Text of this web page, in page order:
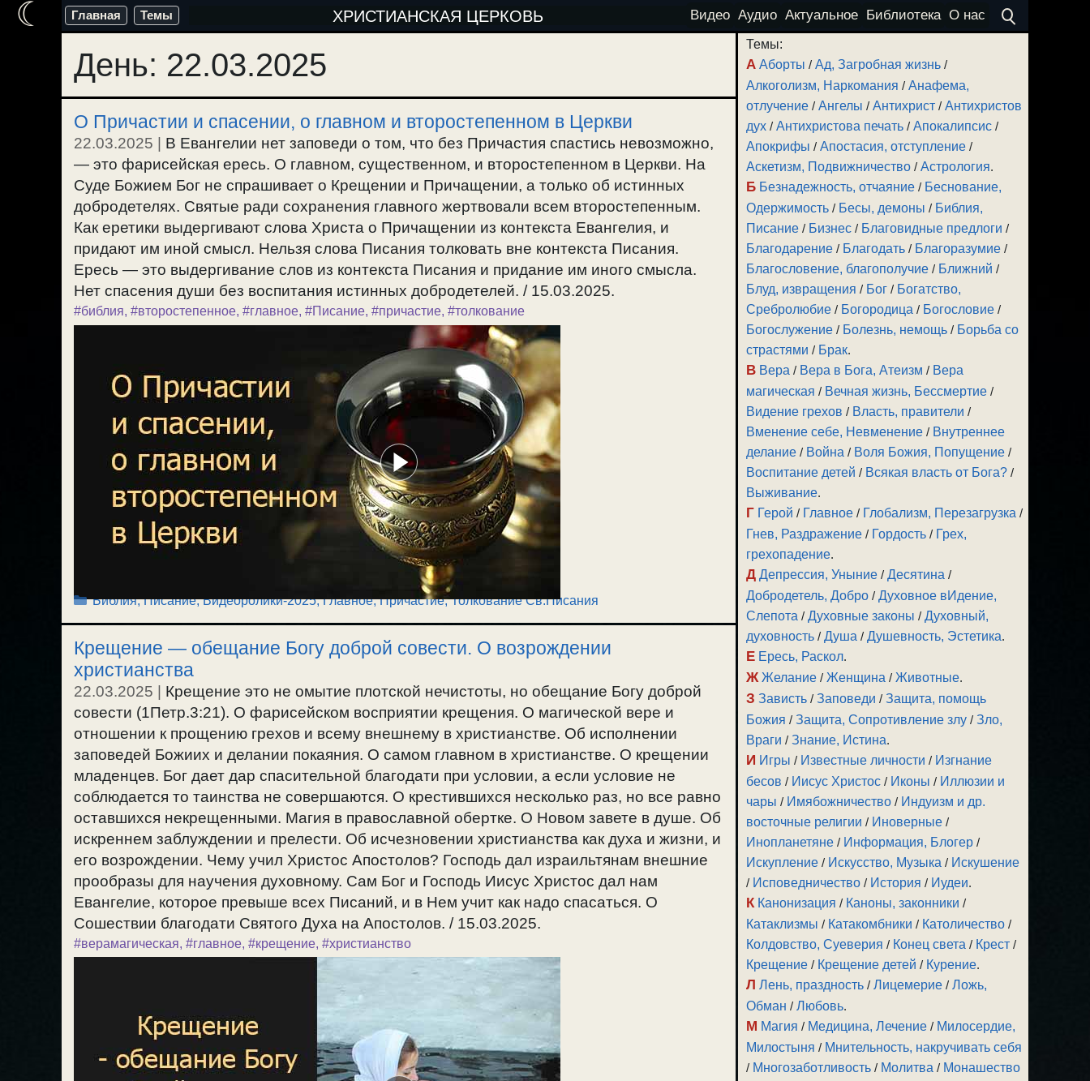
Перейти
содержимому
Главная Темы ХРИСТИАНСКАЯ ЦЕРКОВЬ Видео Аудио Актуальное Библиотека О нас
День: 22.03.2025
О Причастии и спасении, о главном и второстепенном в Церкви
22.03.2025
В Евангелии нет заповеди о том, что без Причастия спастись невозможно,
— это фарисейская ересь. О главном, существенном, и второстепенном в Церкви. На
Суде Божием Бог не спрашивает о Крещении и Причащении, а только об истинных
добродетелях. Святые ради сохранения главного жертвовали всем второстепенным.
Как еретики выдергивают слова Христа о Причащении из контекста Евангелия, и
придают им иной смысл. Нельзя слова Писания толковать вне контекста Писания.
Ересь — это выдергивание слов из контекста Писания и придание им иного смысла.
Нет спасения души без воспитания истинных добродетелей. / 15.03.2025.
#библия, #второстепенное, #главное, #Писание, #причастие, #толкование
Рубрики
Библия, Писание,Видеоролики-2025,Главное,Причастие,Толкование Св.Писания
Крещение — обещание Богу доброй совести. О возрождении
христианства
22.03.2025 | Крещение это не омытие плотской нечистоты, но обещание Богу доброй
совести (1Петр.3:21). О фарисейском восприятии крещения. О магической вере и
отношении к прощению грехов и всему внешнему в христианстве. Об исполнении
заповедей Божиих и делании покаяния. О самом главном в христианстве. О крещении
младенцев. Бог дает дар спасительной благодати при условии, а если условие не
соблюдается то таинства не совершаются. О крестившихся несколько раз, но все равно
оставшихся некрещенными. Магия в православной обертке. О Новом завете в душе. Об
искреннем заблуждении и прелести. Об исчезновении христианства как духа и жизни, и
его возрождении. Чему учил Христос Апостолов? Господь дал израильтянам внешние
прообразы для научения духовному. Сам Бог и Господь Иисус Христос дал нам
Евангелие, которое превыше всех Писаний, и в Нем учит как надо спасаться. О
Сошествии благодати Святого Духа на Апостолов. / 15.03.2025.
#верамагическая, #главное, #крещение, #христианство
Темы:
А Аборты /Ад, Загробная жизнь /
Алкоголизм, Наркомания /Анафема,
отлучение /Ангелы /Антихрист /Антихристов
дух /Антихристова печать /Апокалипсис /
Апокрифы /Апостасия, отступление /
Аскетизм, Подвижничество /Астрология.
Б Безнадежность, отчаяние / Беснование,
Одержимость / Бесы, демоны / Библия,
Писание / Бизнес / Благовидные предлоги /
Благодарение / Благодать / Благоразумие /
Благословение, благополучие / Ближний /
Блуд, извращения / Бог / Богатство,
Сребролюбие / Богородица / Богословие /
Богослужение / Болезнь, немощь / Борьба со
страстями / Брак.
В Вера / Вера в Бога, Атеизм / Вера
магическая / Вечная жизнь, Бессмертие /
Видение грехов / Власть, правители /
Вменение себе, Невменение / Внутреннее
делание / Война / Воля Божия, Попущение /
Воспитание детей / Всякая власть от Бога? /
Выживание.
Г Герой / Главное / Глобализм, Перезагрузка /
Гнев, Раздражение / Гордость / Грех,
грехопадение.
Д Депрессия, Уныние /Десятина /
Добродетель, Добро /Духовное вИдение,
Слепота /Духовные законы /Духовный,
духовность /Душа /Душевность, Эстетика.
Е Ересь, Раскол.
Ж Желание /Женщина /Животные.
З Зависть /Заповеди /Защита, помощь
Божия /Защита, Сопротивление злу /Зло,
Враги /Знание, Истина.
И Игры / Известные личности / Изгнание
бесов / Иисус Христос / Иконы / Иллюзии и
чары / Имябожничество / Индуизм и др.
восточные религии / Иноверные /
Инопланетяне / Информация, Блогер /
Искупление / Искусство, Музыка / Искушение
/ Исповедничество / История / Иудеи.
К Канонизация / Каноны, законники /
Катаклизмы / Катакомбники / Католичество /
Колдовство, Суеверия / Конец света / Крест /
Крещение / Крещение детей / Курение.
Л Лень, праздность /Лицемерие /Ложь,
Обман /Любовь.
М Магия / Медицина, Лечение / Милосердие,
Милостыня / Мнительность, накручивать себя
/ Многозаботливость / Молитва / Монашество
☾